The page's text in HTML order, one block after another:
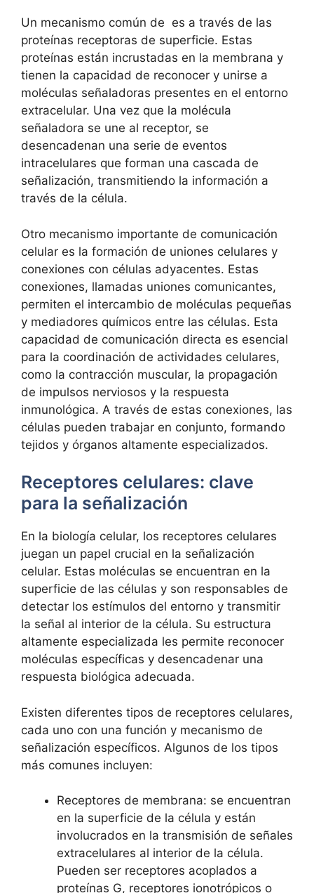
Un mecanismo ‍común de ​ es a través‌ de las
⁢proteínas ‌receptoras‌ de superficie. Estas
proteínas están incrustadas en la membrana y
tienen la​ capacidad de reconocer y ​unirse a ​
moléculas señaladoras‌ presentes en el‌ entorno
⁤extracelular. Una vez que la molécula
‌señaladora se‍ une al receptor, se
desencadenan una serie⁣ de eventos⁢
intracelulares que forman ⁣una cascada de
señalización, transmitiendo la ​información a
⁣través de la célula.
Otro mecanismo importante‍ de ⁣comunicación
celular es la formación de uniones⁢ celulares y
⁤conexiones con células adyacentes. Estas
conexiones, llamadas uniones comunicantes,
⁢permiten el intercambio de moléculas ⁣pequeñas⁣
y mediadores ​químicos entre ‌las células. Esta
capacidad ‍de comunicación directa es esencial
para la coordinación⁤ de actividades celulares,
⁤como la contracción muscular, la propagación
de impulsos nerviosos⁣ y la respuesta
inmunológica.​ A través de estas conexiones, las
células pueden trabajar en conjunto, formando
tejidos ⁣y​ órganos altamente ⁤especializados.
Receptores celulares:⁤ clave
para⁣ la⁤ señalización
En la ⁣biología celular, los ​receptores celulares
juegan un papel crucial en​ la señalización
celular. Estas moléculas se encuentran en ‍la
superficie de las células y ‌son responsables⁤ de
detectar ​los estímulos del entorno​ y transmitir⁤
la señal al interior de la célula.⁢ Su estructura‍
altamente especializada les permite⁣ reconocer
⁤moléculas específicas y desencadenar una
⁤respuesta biológica adecuada.
Existen⁤ diferentes tipos de receptores celulares,
cada uno con una‍ función y mecanismo de
‌señalización específicos. Algunos de los tipos
más comunes incluyen:
Receptores de ⁣membrana: se⁣ encuentran
en la ⁣superficie de la célula y están‍
involucrados en⁣ la transmisión de señales‍
extracelulares al interior ‌de‌ la célula.
Pueden ser receptores acoplados a⁤
proteínas G,‌ receptores ionotrópicos o